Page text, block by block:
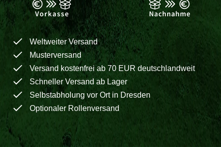
Weltweiter Versand
Musterversand
Versand kostenfrei ab 70 EUR deutschlandweit
Schneller Versand ab Lager
Selbstabholung vor Ort in Dresden
Optionaler Rollenversand